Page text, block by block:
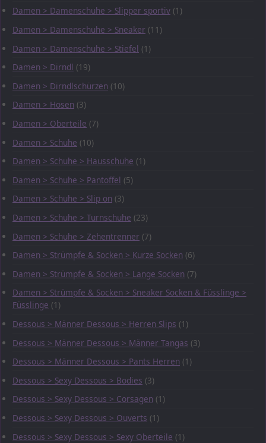
Damen > Damenschuhe > Slipper sportiv (1)
Damen > Damenschuhe > Sneaker (11)
Damen > Damenschuhe > Stiefel (1)
Damen > Dirndl (19)
Damen > Dirndlschürzen (10)
Damen > Hosen (3)
Damen > Oberteile (7)
Damen > Schuhe (10)
Damen > Schuhe > Hausschuhe (1)
Damen > Schuhe > Pantoffel (5)
Damen > Schuhe > Slip on (3)
Damen > Schuhe > Turnschuhe (23)
Damen > Schuhe > Zehentrenner (7)
Damen > Strümpfe & Socken > Kurze Socken (6)
Damen > Strümpfe & Socken > Lange Socken (7)
Damen > Strümpfe & Socken > Sneaker Socken & Füsslinge >
Füsslinge (1)
Dessous > Männer Dessous > Herren Slips (1)
Dessous > Männer Dessous > Männer Tangas (3)
Dessous > Männer Dessous > Pants Herren (1)
Dessous > Sexy Dessous > Bodies (3)
Dessous > Sexy Dessous > Corsagen (1)
Dessous > Sexy Dessous > Ouverts (1)
Dessous > Sexy Dessous > Sexy Oberteile (1)